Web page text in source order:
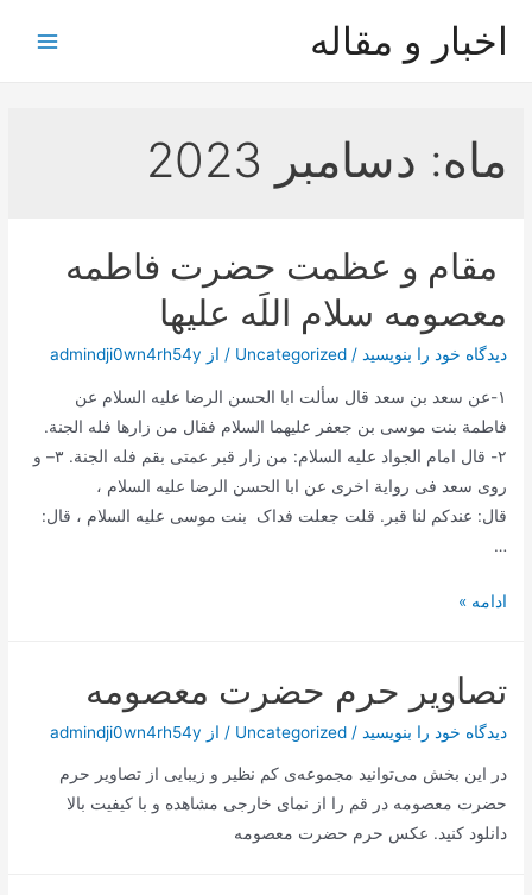
اخبار و مقاله
ماه: دسامبر 2023
مقام و عظمت حضرت فاطمه
معصومه سلام اللَه عليها
دیدگاه‌ خود را بنویسید /
Uncategorized / از admindji0wn4rh54y
١-عن سعد بن سعد قال سألت ابا الحسن الرضا علیه السلام عن
فاطمة بنت موسی بن جعفر علیهما السلام فقال من زارها فله الجنة.
٢- قال امام الجواد علیه السلام: من زار قبر عمتی بقم فله الجنة. ٣– و
روی سعد فی روایة اخری عن ابا الحسن الرضا علیه السلام ،
قال: عندکم لنا قبر. قلت جعلت فداک بنت موسی علیه السلام ، قال:
…
مقام
حضرت
فاطمه
سلام
اللَه
عليها
ادامه »
تصاویر حرم حضرت معصومه
دیدگاه‌ خود را بنویسید /
Uncategorized / از admindji0wn4rh54y
در این بخش می‌توانید مجموعه‌‌ی کم نظیر و زیبایی از تصاویر حرم
حضرت معصومه در قم را از نمای خارجی مشاهده و با کیفیت بالا
دانلود کنید. عکس حرم حضرت معصومه